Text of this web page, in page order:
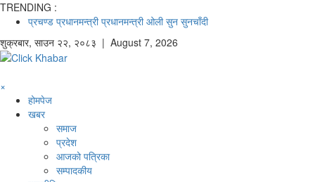
TRENDING :
प्रचण्ड प्रधानमन्त्री प्रधानमन्त्री ओली सुन सुनचाँदी
शुक्रबार, साउन २२, २०८३ | August 7, 2026
×
होमपेज
खबर
समाज
प्रदेश
आजको पत्रिका
सम्पादकीय